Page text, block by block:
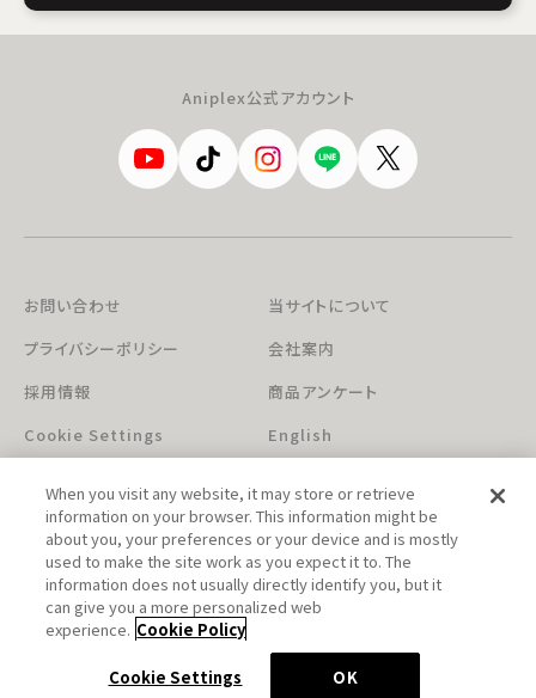
Aniplex公式アカウント
お問い合わせ
当サイトについて
プライバシーポリシー
会社案内
採用情報
商品アンケート
Cookie Settings
English
このホームページに掲載されている著作物の無断利用を禁じます。
When you visit any website, it may store or retrieve
information on your browser. This information might be
about you, your preferences or your device and is mostly
used to make the site work as you expect it to. The
information does not usually directly identify you, but it
can give you a more personalized web
experience. Cookie Policy
Cookie Settings OK